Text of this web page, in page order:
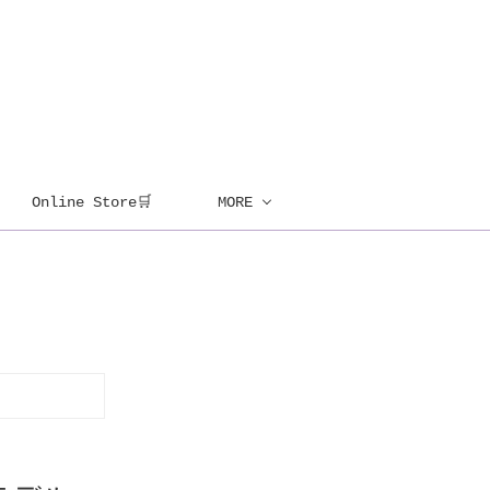
Online Store🛒 MORE